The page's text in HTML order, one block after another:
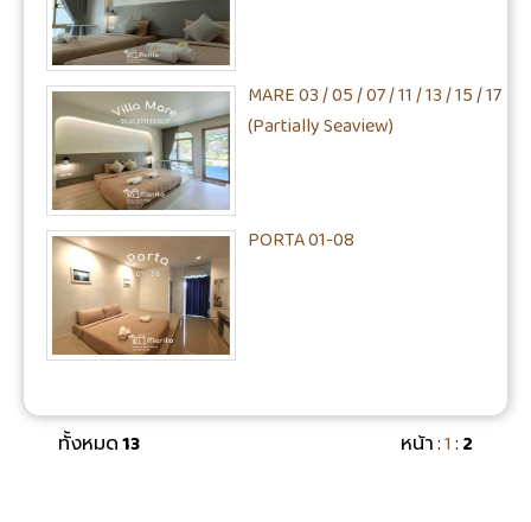
MARE 03 / 05 / 07 / 11 / 13 / 15 / 17
(Partially Seaview)
PORTA 01-08
ทั้งหมด13 หน้า :1:2